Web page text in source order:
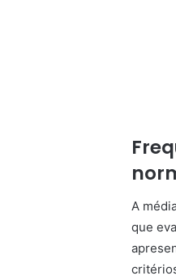
A
que